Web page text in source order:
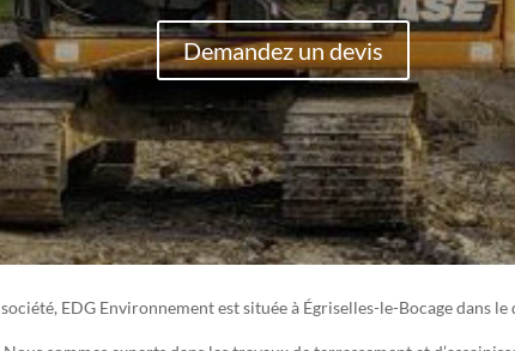
Demandez un devis
EDG Environnement est située à Égriselles-le-Bocage dans le